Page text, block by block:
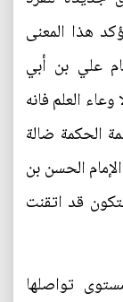
هذا المعنى
علي بن أبي
العلم فانه
الحكمة ضالة
الحسن بن
قد اتقنت
تواصلها